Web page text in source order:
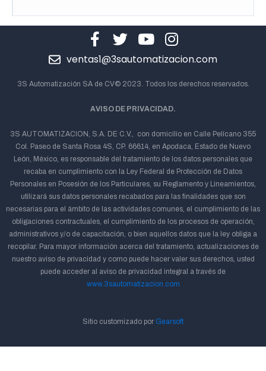
ventas1@3sautomatizacion.com
3S Automatización SA de CV© 2023. Todos los derechos reservados.
AVISO DE PRIVACIDAD.
3S AUTOMATIZACION, S.A. DE C.V., con domicilio en Calle Pelícano 355
Col. Paseo de Santa Rosa 4S, CP. 66614, en Apodaca, Estado de Nuevo
León, México, es responsable del tratamiento de los datos personales que
recaba en cumplimiento con la Ley Federal de Protección de Datos
Personales en Posesión de los Particulares, su Reglamento y Lineamientos,
utilizará sus datos personales recabados para las finalidades que son
necesarias para el ámbito de las actividades comunes, el cumplimiento de las
obligaciones contractuales, el cumplimiento de los procesos de operación,
administrativos y/o de capacitación, o bien aquellos datos que la ley obliga a
recopilar. Para mayor información acerca del tratamiento, actualizaciones de
nuestro aviso de privacidad y como puede hacer valer sus derechos, usted
puede acceder al aviso de privacidad integral a través de
www.3sautomatizacion.com
Sitio customizado por Gearsoft